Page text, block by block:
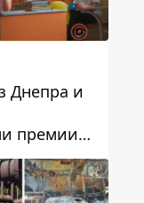
Днепра и
премии
Ukraine